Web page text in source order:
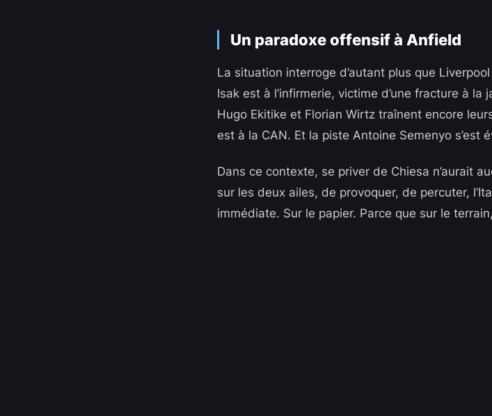
Un paradoxe offensif à Anfield
La situation interroge d’autant plus que
Isak est à l’infirmerie, victime d’une fracture à
Hugo Ekitike et Florian Wirtz traînent encore
est à la CAN. Et la piste Antoine Semenyo s’est
Dans ce contexte, se priver de Chiesa n’aurait
sur les deux ailes, de provoquer, de percuter,
immédiate. Sur le papier. Parce que sur le